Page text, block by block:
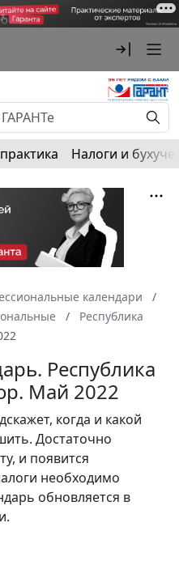
Налоги и
календари
Республика
Республика
Май 2022
когда и какой
Достаточно
и появится
необходимо
обновляется в